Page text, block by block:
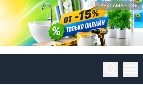
РЕКЛАМА • 18+